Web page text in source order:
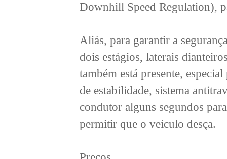
Downhill Speed Regulation),
Aliás, para garantir a
dois estágios, laterais
também está presente,
de estabilidade, sistema
condutor alguns segundos
permitir que o veículo desça.